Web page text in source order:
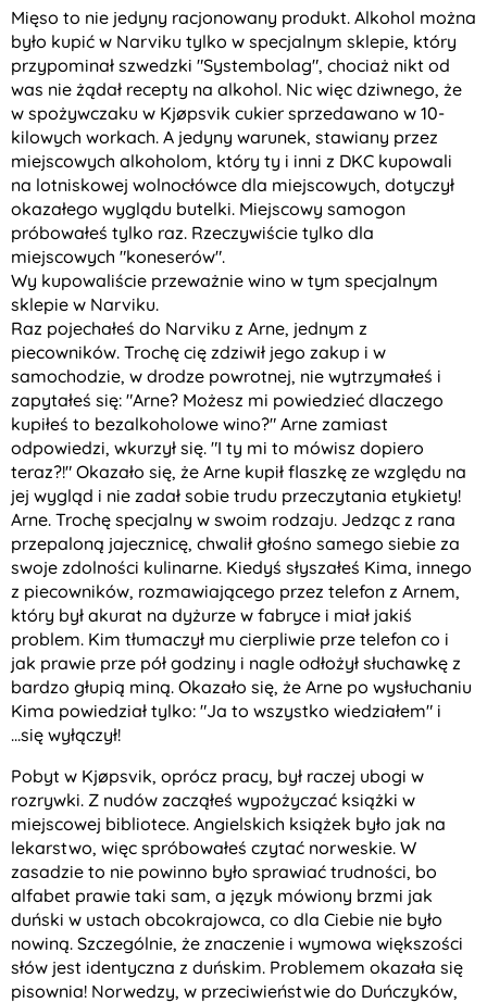
Mięso to nie jedyny racjonowany produkt. Alkohol można
było kupić w Narviku tylko w specjalnym sklepie, który
przypominał szwedzki "Systembolag", chociaż nikt od
was nie żądał recepty na alkohol. Nic więc dziwnego, że
w spożywczaku w Kjøpsvik cukier sprzedawano w 10-
kilowych workach. A jedyny warunek, stawiany przez
miejscowych alkoholom, który ty i inni z DKC kupowali
na lotniskowej wolnocłówce dla miejscowych, dotyczył
okazałego wyglądu butelki. Miejscowy samogon
próbowałeś tylko raz. Rzeczywiście tylko dla
miejscowych "koneserów".
Wy kupowaliście przeważnie wino w tym specjalnym
sklepie w Narviku.
Raz pojechałeś do Narviku z Arne, jednym z
piecowników. Trochę cię zdziwił jego zakup i w
samochodzie, w drodze powrotnej, nie wytrzymałeś i
zapytałeś się: "Arne? Możesz mi powiedzieć dlaczego
kupiłeś to bezalkoholowe wino?" Arne zamiast
odpowiedzi, wkurzył się. "I ty mi to mówisz dopiero
teraz?!" Okazało się, że Arne kupił flaszkę ze względu na
jej wygląd i nie zadał sobie trudu przeczytania etykiety!
Arne. Trochę specjalny w swoim rodzaju. Jedząc z rana
przepaloną jajecznicę, chwalił głośno samego siebie za
swoje zdolności kulinarne. Kiedyś słyszałeś Kima, innego
z piecowników, rozmawiającego przez telefon z Arnem,
który był akurat na dyżurze w fabryce i miał jakiś
problem. Kim tłumaczył mu cierpliwie prze telefon co i
jak prawie prze pół godziny i nagle odłożył słuchawkę z
bardzo głupią miną. Okazało się, że Arne po wysłuchaniu
Kima powiedział tylko: "Ja to wszystko wiedziałem" i
...się wyłączył!
Pobyt w Kjøpsvik, oprócz pracy, był raczej ubogi w
rozrywki. Z nudów zacząłeś wypożyczać książki w
miejscowej bibliotece. Angielskich książek było jak na
lekarstwo, więc spróbowałeś czytać norweskie. W
zasadzie to nie powinno było sprawiać trudności, bo
alfabet prawie taki sam, a język mówiony brzmi jak
duński w ustach obcokrajowca, co dla Ciebie nie było
nowiną. Szczególnie, że znaczenie i wymowa większości
słów jest identyczna z duńskim. Problemem okazała się
pisownia! Norwedzy, w przeciwieństwie do Duńczyków,